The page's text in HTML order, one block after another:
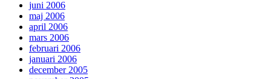
juni 2006
maj 2006
april 2006
mars 2006
februari 2006
januari 2006
december 2005